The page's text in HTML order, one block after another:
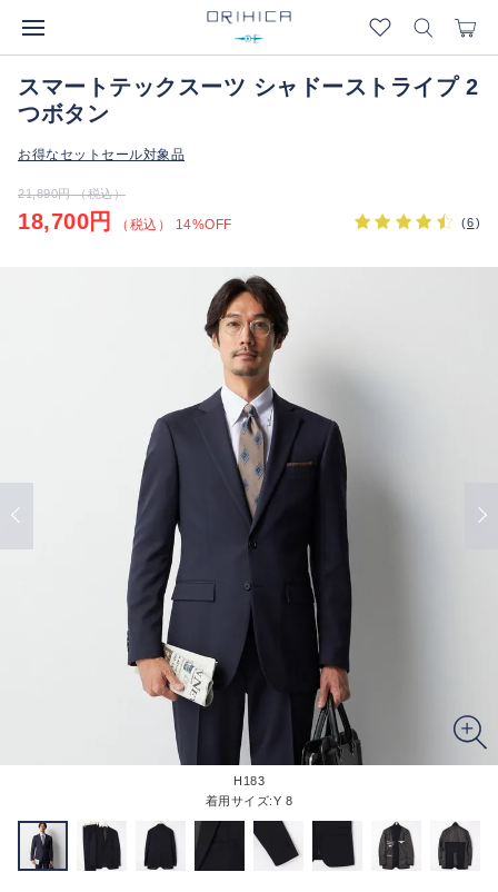
スマートテックスーツ シャドーストライプ 2
つボタン
お得なセットセール対象品
21,890円 （税込）
18,700円 （税込） 14%OFF (6)
H183
着用サイズ:Y 8